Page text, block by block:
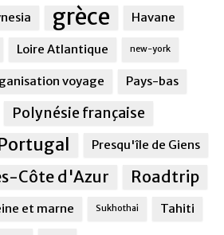
grèce Havane
Loire Atlantique new-york
voyage Pays-bas
Polynésie française
Presqu'île de Giens
Côte d'Azur Roadtrip
et marne Sukhothai Tahiti